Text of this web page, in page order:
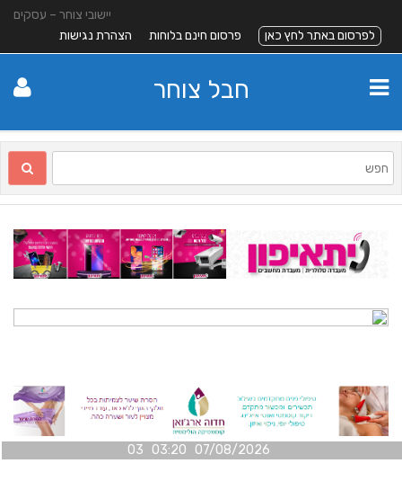
יישובי צוחר – עסקים
לפרסום באתר לחץ כאן
פרסום חינם בלוחות הצהרת נגישות
חבל צוחר
07/08/2026 03:20 03